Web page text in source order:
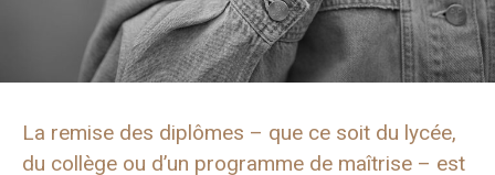
La remise des diplômes – que ce soit du lycée,
du collège ou d’un programme de maîtrise – est